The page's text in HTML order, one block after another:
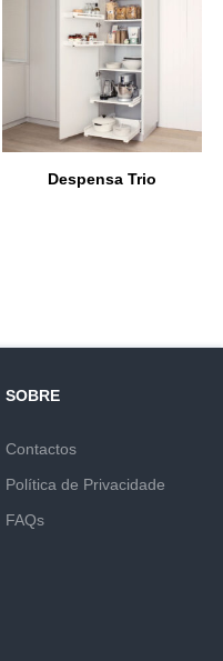
Despensa Trio
SOBRE
Contactos
Política de Privacidade
FAQs